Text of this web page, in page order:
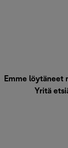
Emme löytäneet
Yritä